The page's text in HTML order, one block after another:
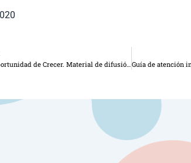
Esta es la oportunidad de Crecer. Material de difusión de las Observaciones finales del Comité de Derechos del Niño al Estado Paraguay 2010